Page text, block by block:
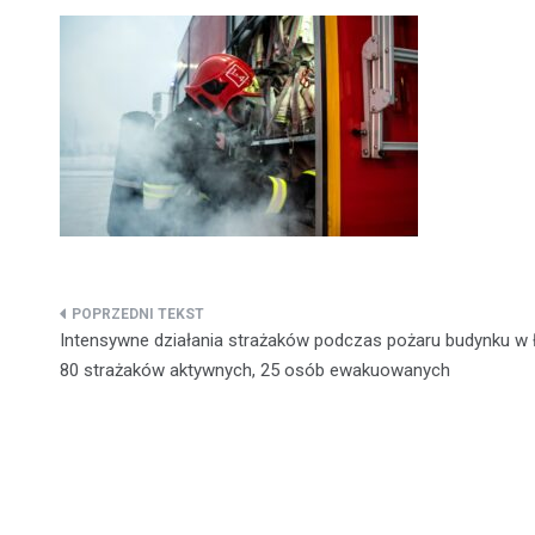
Nawigacja
wpisu
Intensywne działania strażaków podczas pożaru budynku w
80 strażaków aktywnych, 25 osób ewakuowanych